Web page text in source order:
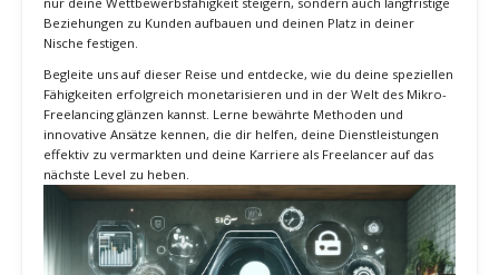
Vermarktung dieser Fähigkeiten erfordert nicht nur technisches
Wissen, sondern auch strategisches Denken und eine klare Vision.
Durch die Implementierung effektiver Strategien kannst du nicht
nur deine Wettbewerbsfähigkeit steigern, sondern auch langfristige
Beziehungen zu Kunden aufbauen und deinen Platz in deiner
Nische festigen.
Begleite uns auf dieser Reise und entdecke, wie du deine speziellen
Fähigkeiten erfolgreich monetarisieren und in der Welt des Mikro-
Freelancing glänzen kannst. Lerne bewährte Methoden und
innovative Ansätze kennen, die dir helfen, deine Dienstleistungen
effektiv zu vermarkten und deine Karriere als Freelancer auf das
nächste Level zu heben.